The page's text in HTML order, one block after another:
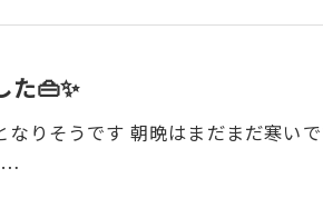
た👜✨
りそうです 朝晩はまだまだ寒い
…